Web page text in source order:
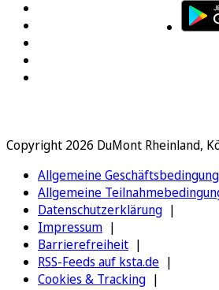
Copyright 2026 DuMont Rheinland,
Allgemeine
Allgemeine
Datenschutzerklärung
Impressum
Barrierefreiheit
RSS-Feeds auf ksta.de
Cookies & Tracking